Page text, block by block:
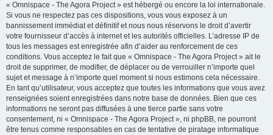
« Omnispace - The Agora Project » est hébergé ou encore la loi internationale.
Si vous ne respectez pas ces dispositions, vous vous exposez à un
bannissement immédiat et définitif et nous nous réservons le droit d’avertir
votre fournisseur d’accès à internet et les autorités officielles. L’adresse IP de
tous les messages est enregistrée afin d’aider au renforcement de ces
conditions. Vous acceptez le fait que « Omnispace - The Agora Project » ait le
droit de supprimer, de modifier, de déplacer ou de verrouiller n’importe quel
sujet et message à n’importe quel moment si nous estimons cela nécessaire.
En tant qu’utilisateur, vous acceptez que toutes les informations que vous avez
renseignées soient enregistrées dans notre base de données. Bien que ces
informations ne seront pas diffusées à une tierce partie sans votre
consentement, ni « Omnispace - The Agora Project », ni phpBB, ne pourront
être tenus comme responsables en cas de tentative de piratage informatique